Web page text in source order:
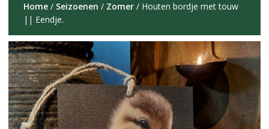
Home/ Seizoenen / Zomer/ Houten bordje met touw
|| Eendje.